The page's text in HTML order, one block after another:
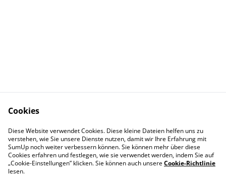
Cookies
Impressum
Kontaktieren Sie uns
Cookies
Diese Website verwendet Cookies. Diese kleine Dateien helfen uns zu
verstehen, wie Sie unsere Dienste nutzen, damit wir Ihre Erfahrung mit
SumUp noch weiter verbessern können. Sie können mehr über diese
Cookies erfahren und festlegen, wie sie verwendet werden, indem Sie auf
„Cookie-Einstellungen” klicken. Sie können auch unsereCookie-Richtlinie
lesen.